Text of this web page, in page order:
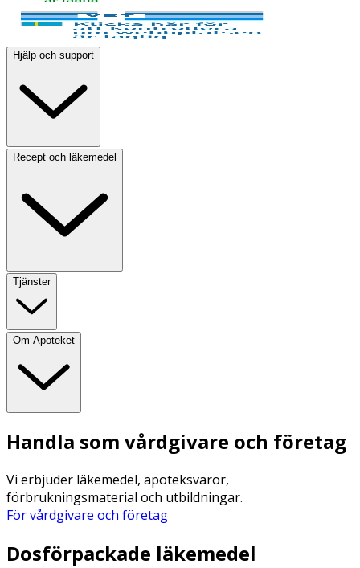
Hjälp och support
Recept och läkemedel
Tjänster
Om Apoteket
Handla som vårdgivare och företag
Vi erbjuder läkemedel, apoteksvaror,
förbrukningsmaterial och utbildningar.
För vårdgivare och företag
Dosförpackade läkemedel